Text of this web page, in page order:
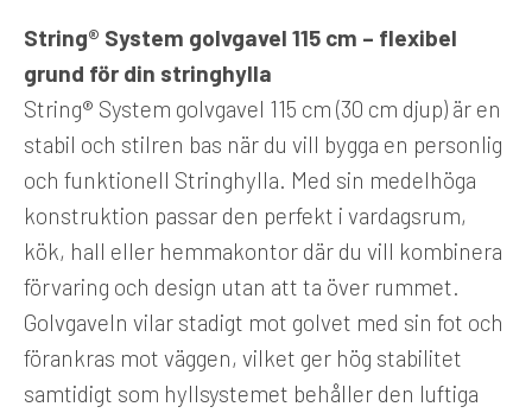
String® System golvgavel 115 cm – flexibel
grund för din stringhylla
String® System golvgavel 115 cm (30 cm djup) är en
stabil och stilren bas när du vill bygga en personlig
och funktionell Stringhylla. Med sin medelhöga
konstruktion passar den perfekt i vardagsrum,
kök, hall eller hemmakontor där du vill kombinera
förvaring och design utan att ta över rummet.
Golvgaveln vilar stadigt mot golvet med sin fot och
förankras mot väggen, vilket ger hög stabilitet
samtidigt som hyllsystemet behåller den luftiga